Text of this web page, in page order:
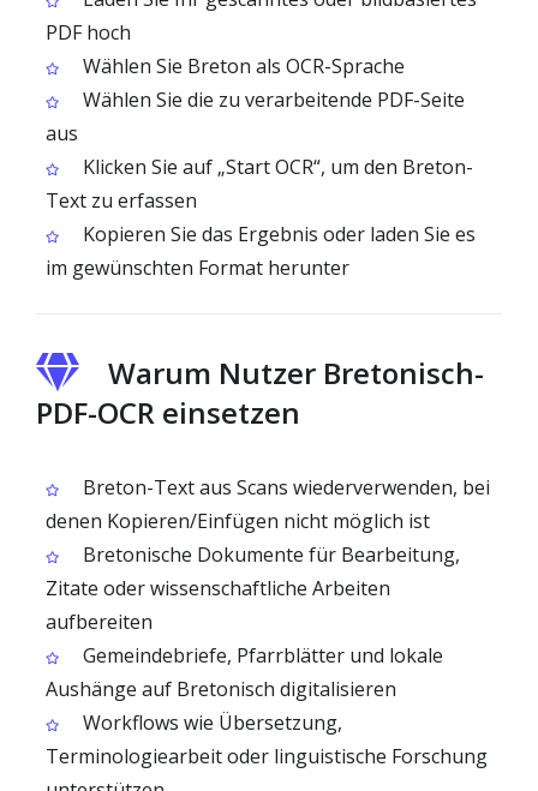
PDF hoch
Wählen Sie Breton als OCR-Sprache
Wählen Sie die zu verarbeitende PDF-Seite
aus
Klicken Sie auf „Start OCR“, um den Breton-
Text zu erfassen
Kopieren Sie das Ergebnis oder laden Sie es
im gewünschten Format herunter
Warum Nutzer Bretonisch-
PDF-OCR einsetzen
Breton-Text aus Scans wiederverwenden, bei
denen Kopieren/Einfügen nicht möglich ist
Bretonische Dokumente für Bearbeitung,
Zitate oder wissenschaftliche Arbeiten
aufbereiten
Gemeindebriefe, Pfarrblätter und lokale
Aushänge auf Bretonisch digitalisieren
Workflows wie Übersetzung,
Terminologiearbeit oder linguistische Forschung